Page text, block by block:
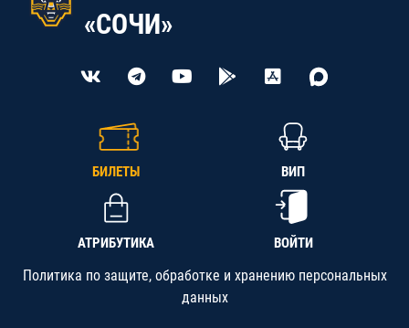
«СОЧИ»
БИЛЕТЫ ВИП
АТРИБУТИКА ВОЙТИ
Политика по защите, обработке и хранению персональных
данных